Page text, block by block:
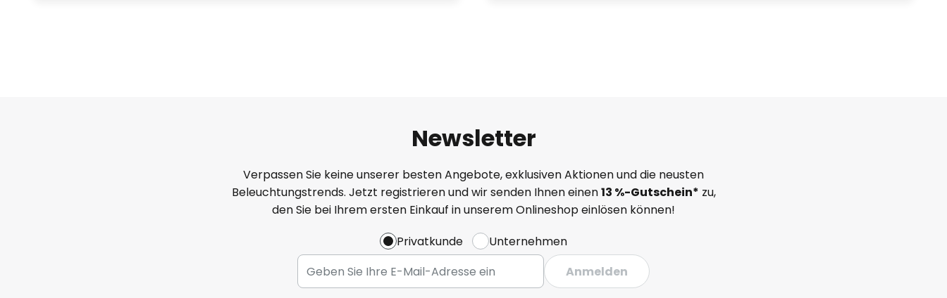
Newsletter
Verpassen Sie keine unserer besten Angebote, exklusiven Aktionen und die neusten
Beleuchtungstrends. Jetzt registrieren und wir senden Ihnen einen13 %-Gutschein* zu,
den Sie bei Ihrem ersten Einkauf in unserem Onlineshop einlösen können!
Privatkunde
Unternehmen
Anmelden